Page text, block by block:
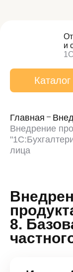
и
Каталог
Главная
Внедрение
лица
8.